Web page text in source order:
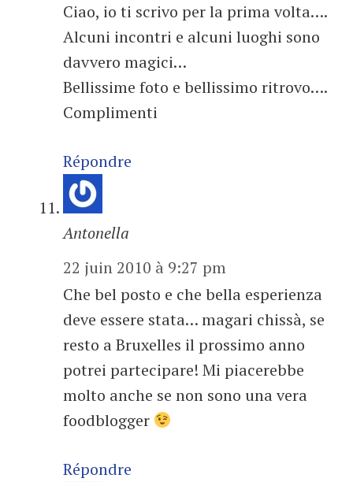
Ciao, io ti scrivo per la prima volta….
Alcuni incontri e alcuni luoghi sono
davvero magici…
Bellissime foto e bellissimo ritrovo….
Complimenti
Répondre
Antonella
22 juin 2010 à 9:27 pm
Che bel posto e che bella esperienza
deve essere stata… magari chissà, se
resto a Bruxelles il prossimo anno
potrei partecipare! Mi piacerebbe
molto anche se non sono una vera
foodblogger
Répondre